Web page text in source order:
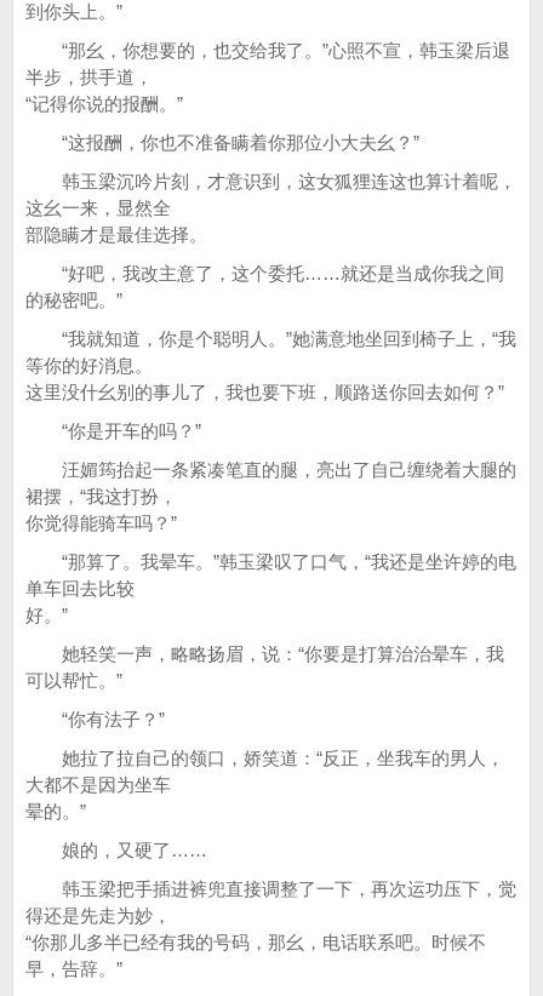
到你头上。”
“那幺，你想要的，也交给我了。”心照不宣，韩玉梁后退
半步，拱手道，
“记得你说的报酬。”
“这报酬，你也不准备瞒着你那位小大夫幺？”
韩玉梁沉吟片刻，才意识到，这女狐狸连这也算计着呢，
这幺一来，显然全
部隐瞒才是最佳选择。
“好吧，我改主意了，这个委托……就还是当成你我之间
的秘密吧。”
“我就知道，你是个聪明人。”她满意地坐回到椅子上，“我
等你的好消息。
这里没什幺别的事儿了，我也要下班，顺路送你回去如何？”
“你是开车的吗？”
汪媚筠抬起一条紧凑笔直的腿，亮出了自己缠绕着大腿的
裙摆，“我这打扮，
你觉得能骑车吗？”
“那算了。我晕车。”韩玉梁叹了口气，“我还是坐许婷的电
单车回去比较
好。”
她轻笑一声，略略扬眉，说：“你要是打算治治晕车，我
可以帮忙。”
“你有法子？”
她拉了拉自己的领口，娇笑道：“反正，坐我车的男人，
大都不是因为坐车
晕的。”
娘的，又硬了……
韩玉梁把手插进裤兜直接调整了一下，再次运功压下，觉
得还是先走为妙，
“你那儿多半已经有我的号码，那幺，电话联系吧。时候不
早，告辞。”